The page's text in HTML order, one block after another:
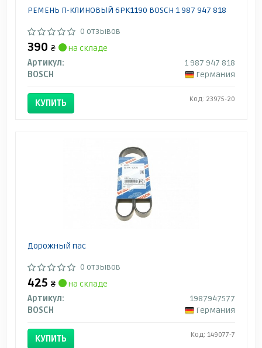
РЕМЕНЬ П-КЛИНОВЫЙ 6PK1190 BOSCH 1 987 947 818
0 отзывов
390 ₴
на складе
Артикул:
1 987 947 818
BOSCH
Германия
КУПИТЬ Код: 23975-20
Дорожный пас
0 отзывов
425 ₴
на складе
Артикул:
1987947577
BOSCH
Германия
КУПИТЬ Код: 149077-7